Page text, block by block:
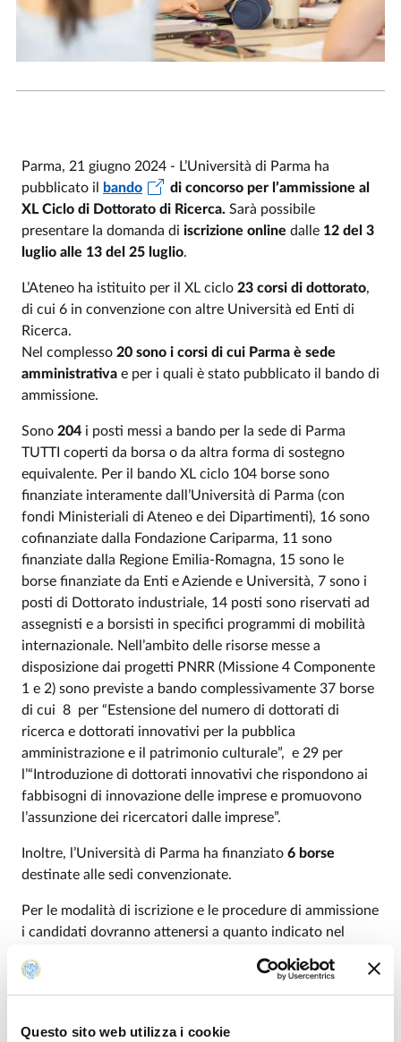
Questo sito web utilizza i cookie
Parma, 21 giugno 2024 - L’Università di Parma ha
pubblicato il
bando
di concorso per l’ammissione al
XL Ciclo di Dottorato di Ricerca. Sarà possibile
presentare la domanda di iscrizione online dalle 12 del 3
luglio alle 13 del 25 luglio.
L’Ateneo ha istituito per il XL ciclo 23 corsi di dottorato,
di cui 6 in convenzione con altre Università ed Enti di
Ricerca.
Nel complesso 20 sono i corsi di cui Parma è sede
amministrativa e per i quali è stato pubblicato il bando di
ammissione.
Sono 204 i posti messi a bando per la sede di Parma
TUTTI coperti da borsa o da altra forma di sostegno
equivalente. Per il bando XL ciclo 104 borse sono
finanziate interamente dall’Università di Parma (con
fondi Ministeriali di Ateneo e dei Dipartimenti), 16 sono
cofinanziate dalla Fondazione Cariparma, 11 sono
finanziate dalla Regione Emilia-Romagna, 15 sono le
borse finanziate da Enti e Aziende e Università, 7 sono i
posti di Dottorato industriale, 14 posti sono riservati ad
assegnisti e a borsisti in specifici programmi di mobilità
internazionale. Nell’ambito delle risorse messe a
disposizione dai progetti PNRR (Missione 4 Componente
1 e 2) sono previste a bando complessivamente 37 borse
di cui 8 per “Estensione del numero di dottorati di
ricerca e dottorati innovativi per la pubblica
amministrazione e il patrimonio culturale”, e 29 per
l’“Introduzione di dottorati innovativi che rispondono ai
fabbisogni di innovazione delle imprese e promuovono
l’assunzione dei ricercatori dalle imprese”.
Inoltre, l’Università di Parma ha finanziato 6 borse
destinate alle sedi convenzionate.
Per le modalità di iscrizione e le procedure di ammissione
i candidati dovranno attenersi a quanto indicato nel
allegate al bando stesso.
èhttps://www.unipr.it/dottorati-iscrizione